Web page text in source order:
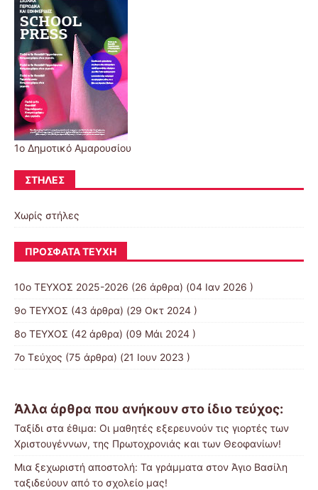
1ο Δημοτικό Αμαρουσίου
ΣΤΉΛΕΣ
Χωρίς στήλες
ΠΡΌΣΦΑΤΑ ΤΕΎΧΗ
10o ΤΕΥΧΟΣ 2025-2026 (26 άρθρα) (04 Ιαν 2026 )
9ο ΤΕΥΧΟΣ (43 άρθρα) (29 Οκτ 2024 )
8ο ΤΕΥΧΟΣ (42 άρθρα) (09 Μάι 2024 )
7ο Τεύχος (75 άρθρα) (21 Ιουν 2023 )
Άλλα άρθρα που ανήκουν στο ίδιο τεύχος:
Ταξίδι στα έθιμα: Οι μαθητές εξερευνούν τις γιορτές των
Χριστουγέννων, της Πρωτοχρονιάς και των Θεοφανίων!
Μια ξεχωριστή αποστολή: Τα γράμματα στον Άγιο Βασίλη
ταξιδεύουν από το σχολείο μας!